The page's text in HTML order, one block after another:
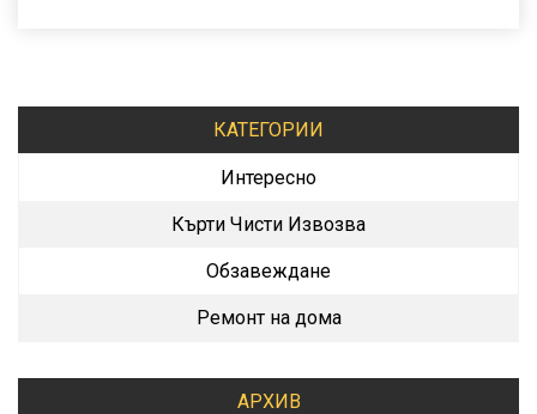
КАТЕГОРИИ
Интересно
Кърти Чисти Извозва
Обзавеждане
Ремонт на дома
АРХИВ